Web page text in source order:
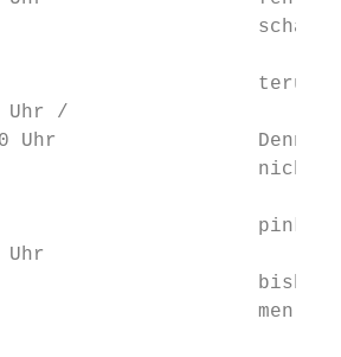
schaft
terung
Uhr /
Uhr
nicht
pink:
men